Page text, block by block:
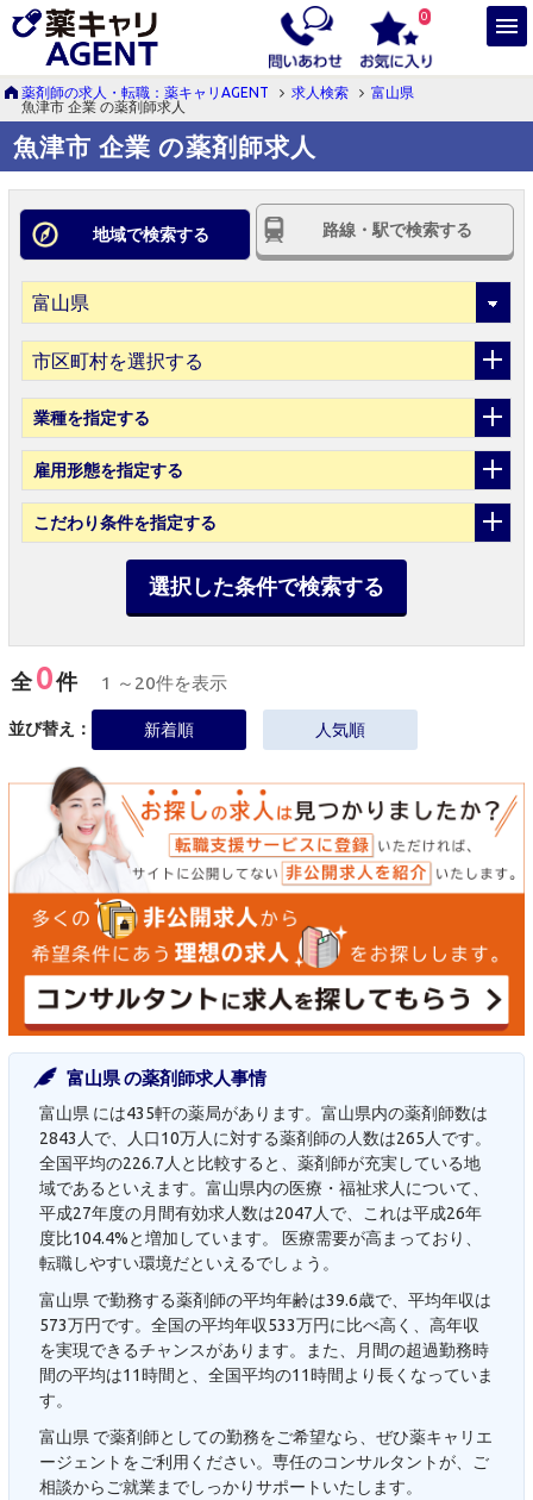
0
薬剤師の求人・転職：薬キャリAGENT 求人検索
富山県
魚津市 企業 の薬剤師求人
魚津市 企業 の薬剤師求人
地域で検索する 路線・駅で検索する
市区町村を選択する
業種を指定する
雇用形態を指定する
こだわり条件を指定する
選択した条件で検索する
全0件 1 ～20件を表示
並び替え： 新着順 人気順
富山県 の薬剤師求人事情
富山県 には435軒の薬局があります。富山県内の薬剤師数は
2843人で、人口10万人に対する薬剤師の人数は265人です。
全国平均の226.7人と比較すると、薬剤師が充実している地
域であるといえます。富山県内の医療・福祉求人について、
平成27年度の月間有効求人数は2047人で、これは平成26年
度比104.4%と増加しています。 医療需要が高まっており、
転職しやすい環境だといえるでしょう。
富山県 で勤務する薬剤師の平均年齢は39.6歳で、平均年収は
573万円です。全国の平均年収533万円に比べ高く、高年収
を実現できるチャンスがあります。また、月間の超過勤務時
間の平均は11時間と、全国平均の11時間より長くなっていま
す。
富山県 で薬剤師としての勤務をご希望なら、ぜひ薬キャリエ
ージェントをご利用ください。専任のコンサルタントが、ご
相談からご就業までしっかりサポートいたします。